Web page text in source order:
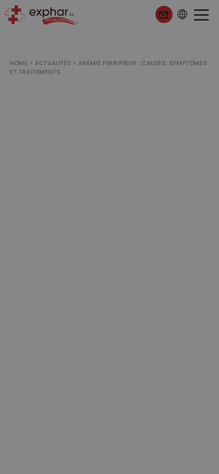
HOME > ACTUALITÉS > ANÉMIE FERRIPRIVE : CAUSES, SYMPTÔMES
ET TRAITEMENTS